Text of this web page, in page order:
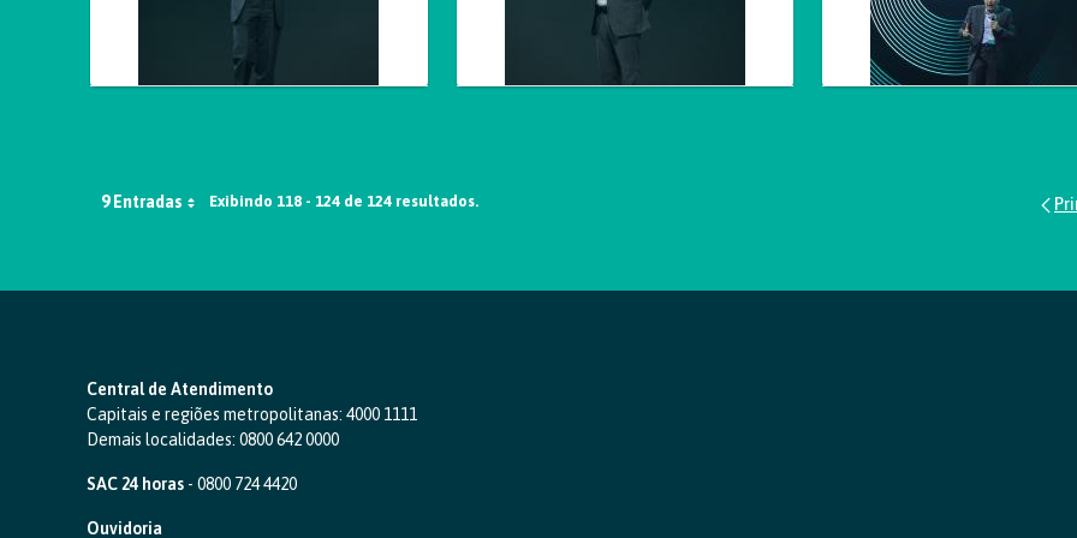
9 Entradas Exibindo 118 - 124 de 124 resultados.
Central de Atendimento
Capitais e regiões metropolitanas: 4000 1111
Demais localidades: 0800 642 0000
SAC 24 horas - 0800 724 4420
Ouvidoria